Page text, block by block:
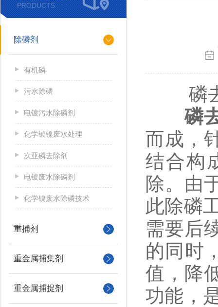
PRODUCTS
除磷剂
有机磷
污水除磷
电镀污水除磷剂
化学镀镍废水处理
次亚磷去除剂
电镀废水除磷剂
化学镍废水除磷技术
重捕剂
重金属捕集剂
重金属捕捉剂
磷去
磷
而成，
结合构
除。由
此除磷
需要后
的同时
值，降
功能，